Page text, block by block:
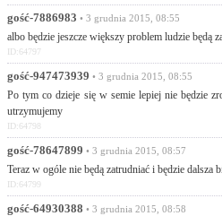
gość-7886983 • 3 grudnia 2015, 08:55
albo będzie jeszcze większy problem ludzie będą
ID:64797
gość-947473939 • 3 grudnia 2015, 08:55
Po tym co dzieje się w semie lepiej nie będzie
utrzymujemy
ID:64798
gość-78647899 • 3 grudnia 2015, 08:57
Teraz w ogóle nie będą zatrudniać i będzie dalsza
ID:64799
gość-64930388 • 3 grudnia 2015, 08:58